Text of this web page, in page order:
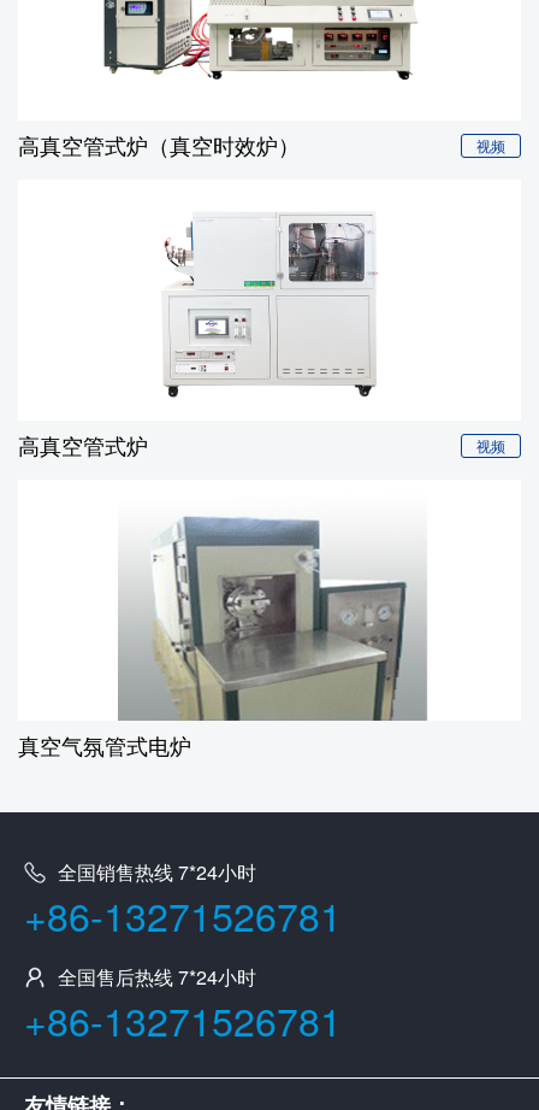
高真空管式炉（真空时效炉） 视频
高真空管式炉 视频
真空气氛管式电炉
全国销售热线 7*24小时
+86-13271526781
全国售后热线 7*24小时
+86-13271526781